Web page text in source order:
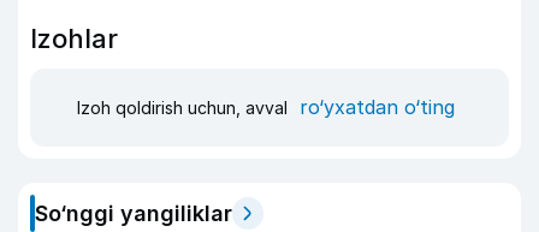
Izohlar
Izoh qoldirish uchun, avval ro‘yxatdan o‘ting
So‘nggi yangiliklar